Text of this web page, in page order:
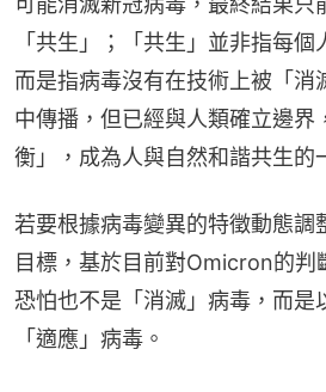
「共生」；「共生」並非指每個
而是指病毒沒有在技術上被「消
中傳播，但已經與人類確立邊界
衡」，成為人與自然和諧共生的
若要根據病毒變異的特徵動態調
目標，基於目前對Omicron的判
恐怕也不是「消滅」病毒，而是
「適應」病毒。